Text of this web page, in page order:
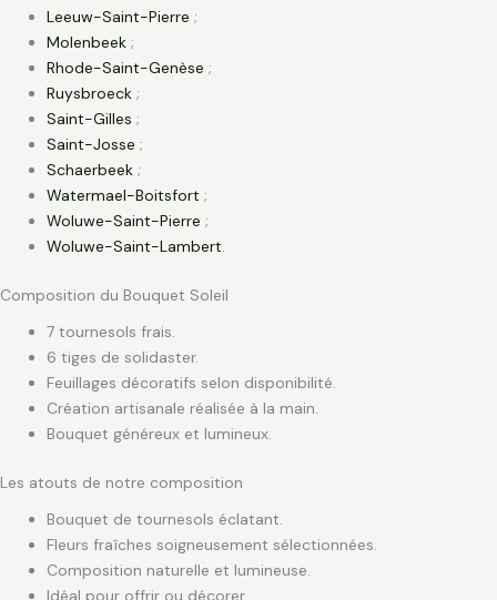
Leeuw-Saint-Pierre ;
Molenbeek ;
Rhode-Saint-Genèse ;
Ruysbroeck ;
Saint-Gilles ;
Saint-Josse ;
Schaerbeek ;
Watermael-Boitsfort ;
Woluwe-Saint-Pierre ;
Woluwe-Saint-Lambert.
Composition du Bouquet Soleil
7 tournesols frais.
6 tiges de solidaster.
Feuillages décoratifs selon disponibilité.
Création artisanale réalisée à la main.
Bouquet généreux et lumineux.
Les atouts de notre composition
Bouquet de tournesols éclatant.
Fleurs fraîches soigneusement sélectionnées.
Composition naturelle et lumineuse.
Idéal pour offrir ou décorer.